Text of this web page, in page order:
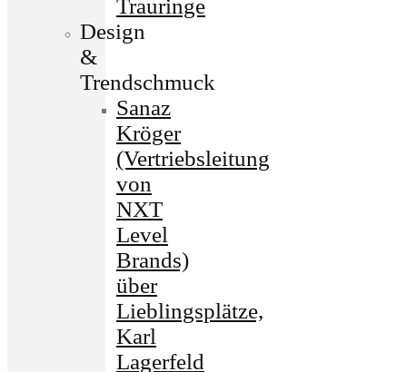
Trauringe
Design
&
Trendschmuck
Sanaz
Kröger
(Vertriebsleitung
von
NXT
Level
Brands)
über
Lieblingsplätze,
Karl
Lagerfeld